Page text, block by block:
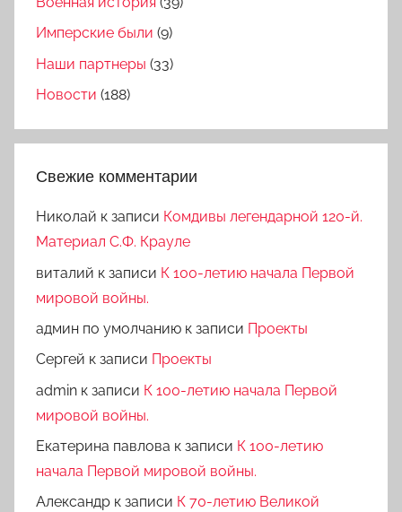
Имперские были (9)
Наши партнеры (33)
Новости (188)
Свежие комментарии
Николай к записи Комдивы легендарной 120-й.
Материал С.Ф. Крауле
виталий к записи К 100-летию начала Первой
мировой войны.
админ по умолчанию к записи Проекты
Сергей к записи Проекты
admin к записи К 100-летию начала Первой
мировой войны.
Екатерина павлова к записи К 100-летию
начала Первой мировой войны.
Александр к записи К 70-летию Великой